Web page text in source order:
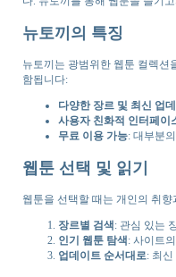
뉴토끼의 특징
뉴토끼는 광범위한 웹툰 컬렉션
함됩니다:
다양한 장르 및 최신 업
사용자 친화적 인터페이
무료 이용 가능: 대부분
웹툰 선택 및 읽기
웹툰을 선택할 때는 개인의 취
장르별 검색: 관심 있는
인기 웹툰 탐색: 사이트
업데이트 순서대로: 최